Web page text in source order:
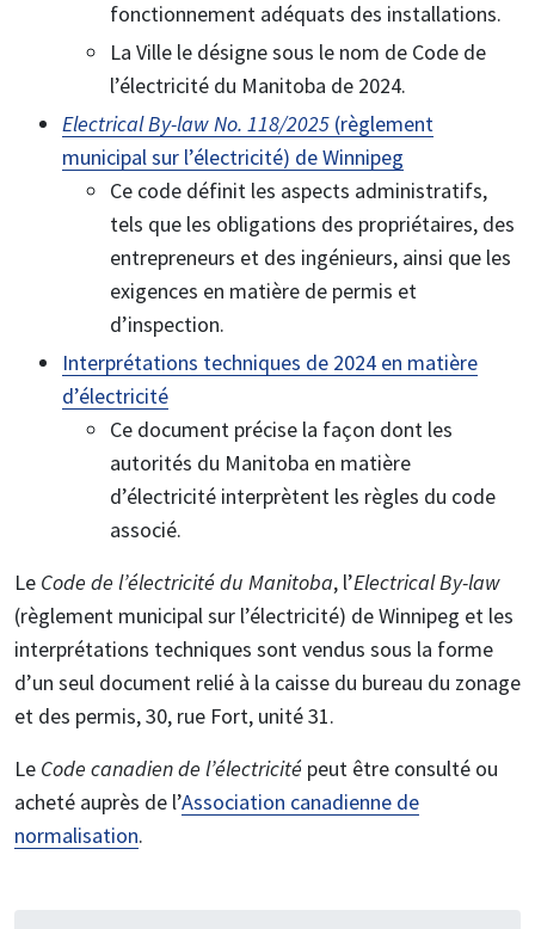
fonctionnement adéquats des installations.
La Ville le désigne sous le nom de Code de
l’électricité du Manitoba de 2024.
Electrical By-law No. 118/2025 (règlement
municipal sur l’électricité) de Winnipeg
Ce code définit les aspects administratifs,
tels que les obligations des propriétaires, des
entrepreneurs et des ingénieurs, ainsi que les
exigences en matière de permis et
d’inspection.
Interprétations techniques de 2024 en matière
d’électricité
Ce document précise la façon dont les
autorités du Manitoba en matière
d’électricité interprètent les règles du code
associé.
Le Code de l’électricité du Manitoba, l’Electrical By-law
(règlement municipal sur l’électricité) de Winnipeg et les
interprétations techniques sont vendus sous la forme
d’un seul document relié à la caisse du bureau du zonage
et des permis, 30, rue Fort, unité 31.
Le Code canadien de l’électricité peut être consulté ou
acheté auprès de l’Association canadienne de
normalisation.